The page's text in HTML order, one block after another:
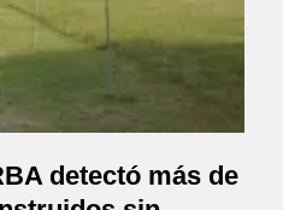
detectó más de